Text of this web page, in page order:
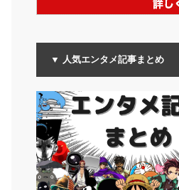
▼ 人気エンタメ記事まとめ